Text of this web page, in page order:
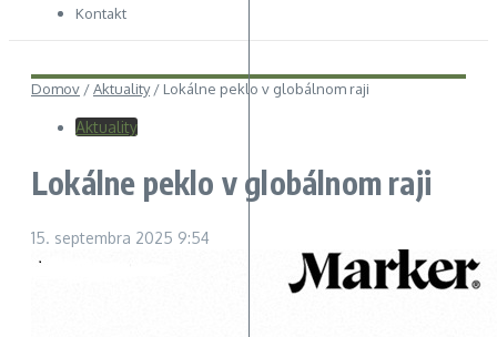
Kontakt
Domov /Aktuality/ Lokálne peklo v globálnom raji
Aktuality
Lokálne peklo v globálnom raji
15. septembra 2025 9:54